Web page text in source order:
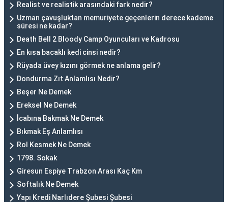
Realist ve realistik arasındaki fark nedir?
Uzman çavuşluktan memuriyete geçenlerin derece kademe
süresi ne kadar?
Death Bell 2 Bloody Camp Oyuncuları ve Kadrosu
En kısa bacaklı kedi cinsi nedir?
Rüyada üvey kızını görmek ne anlama gelir?
Dondurma Zıt Anlamlısı Nedir?
Beşer Ne Demek
Ereksel Ne Demek
İcabına Bakmak Ne Demek
Bıkmak Eş Anlamlısı
Rol Kesmek Ne Demek
1798. Sokak
Giresun Espiye Trabzon Arası Kaç Km
Softalık Ne Demek
Yapı Kredi Narlıdere Şubesi Şubesi